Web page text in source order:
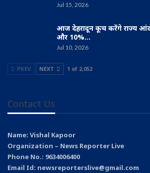
Jul 15, 2026
आज देहरादून कूच करेंगे राज्य
और 10%…
Jul 10, 2026
PREV NEXT 1 of 2,052
Contact Us
Name: Vishal Kapoor
Organization – News Reporter Live
Phone No.: 9634006400
Email Id: newsreporterslive@gmail.com